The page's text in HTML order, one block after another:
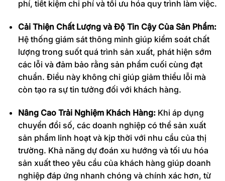
phí, tiết kiệm chi phí và tối ưu hóa quy trình làm việc.
Cải Thiện Chất Lượng và Độ Tin Cậy Của Sản Phẩm:
Hệ thống giám sát thông minh giúp kiểm soát chất
lượng trong suốt quá trình sản xuất, phát hiện sớm
các lỗi và đảm bảo rằng sản phẩm cuối cùng đạt
chuẩn. Điều này không chỉ giúp giảm thiểu lỗi mà
còn tạo ra sự tin tưởng đối với khách hàng.
Nâng Cao Trải Nghiệm Khách Hàng:Khi áp dụng
chuyển đổi số, các doanh nghiệp có thể sản xuất
sản phẩm linh hoạt và kịp thời với nhu cầu của thị
trường. Khả năng dự đoán xu hướng và tối ưu hóa
sản xuất theo yêu cầu của khách hàng giúp doanh
nghiệp đáp ứng nhanh chóng và chính xác hơn, từ